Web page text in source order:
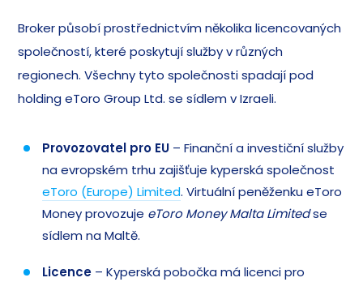
Broker působí prostřednictvím několika licencovaných
společností, které poskytují služby v různých
regionech. Všechny tyto společnosti spadají pod
holding eToro Group Ltd. se sídlem v Izraeli.
Provozovatel pro EU – Finanční a investiční služby
na evropském trhu zajišťuje kyperská společnost
eToro (Europe) Limited. Virtuální peněženku eToro
Money provozuje eToro Money Malta Limitedse
sídlem na Maltě.
Licence – Kyperská pobočka má licenci pro